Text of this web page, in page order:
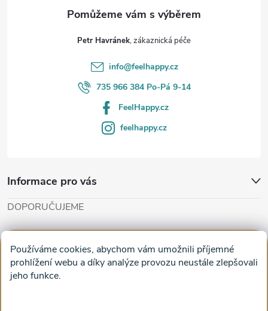
Používáme cookies, abychom vám umožnili příjemné
prohlížení webu a díky analýze provozu neustále zlepšovali
jeho funkce.
Petr Havránek
info@feelhappy.cz
735 966 384 Po-Pá 9-14
FeelHappy.cz
feelhappy.cz
Informace pro vás
DOPORUČUJEME
Obrazy na plátně na zeď a stěnu do obýváku
Facebook